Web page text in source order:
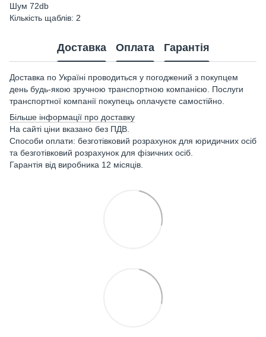
Шум 72db
Кількість щаблів: 2
Доставка Оплата Гарантія
Доставка по Україні проводиться у погоджений з покупцем
день будь-якою зручною транспортною компанією. Послуги
транспортної компанії покупець оплачуєте самостійно.
Більше інформації про доставку
На сайті ціни вказано без ПДВ.
Способи оплати: безготівковий розрахунок для юридичних осіб
та безготівковий розрахунок для фізичних осіб.
Гарантія від виробника 12 місяців.